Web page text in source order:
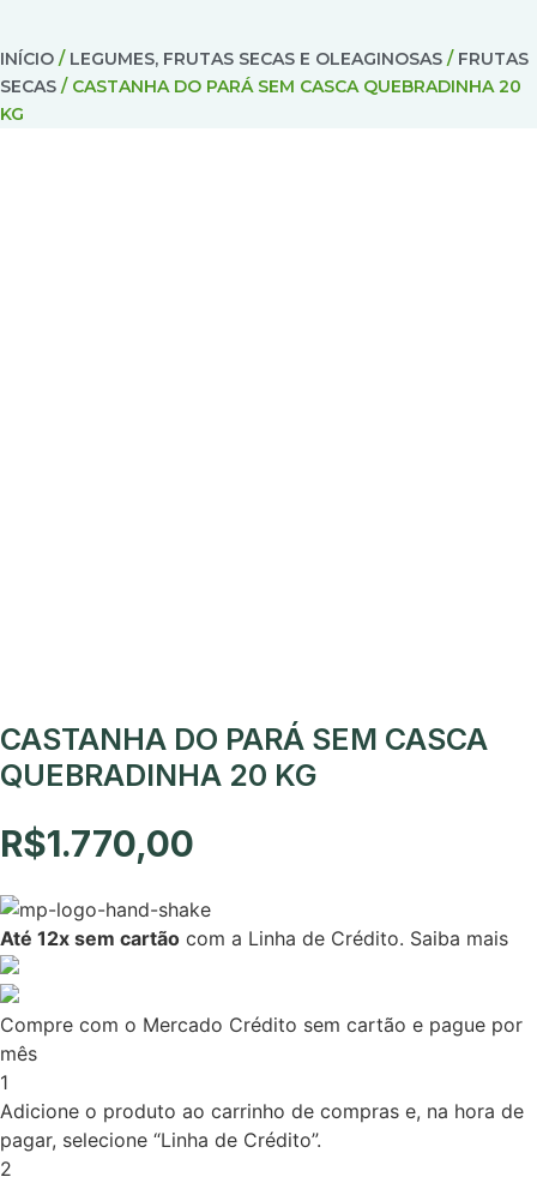
INÍCIO / LEGUMES, FRUTAS SECAS E OLEAGINOSAS / FRUTAS
SECAS / CASTANHA DO PARÁ SEM CASCA QUEBRADINHA 20
KG
CASTANHA DO PARÁ SEM CASCA
QUEBRADINHA 20 KG
R$1.770,00
Até 12x sem cartão com a Linha de Crédito. Saiba mais
Compre com o Mercado Crédito sem cartão e pague por
mês
1
Adicione o produto ao carrinho de compras e, na hora de
pagar, selecione “Linha de Crédito”.
2